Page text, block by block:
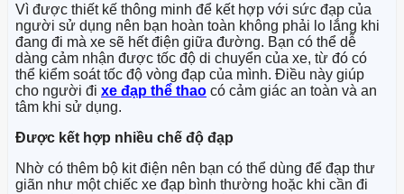
Vì được thiết kế thông minh để kết hợp với sức đạp của
người sử dụng nên bạn hoàn toàn không phải lo lắng khi
đang đi mà xe sẽ hết điện giữa đường. Bạn có thể dễ
dàng cảm nhận được tốc độ di chuyển của xe, từ đó có
thể kiểm soát tốc độ vòng đạp của mình. Điều này giúp
cho người đi xe đạp thể thao có cảm giác an toàn và an
tâm khi sử dụng.
Được kết hợp nhiều chế độ đạp
Nhờ có thêm bộ kit điện nên bạn có thể dùng để đạp thư
giãn như một chiếc xe đạp bình thường hoặc khi cần đi